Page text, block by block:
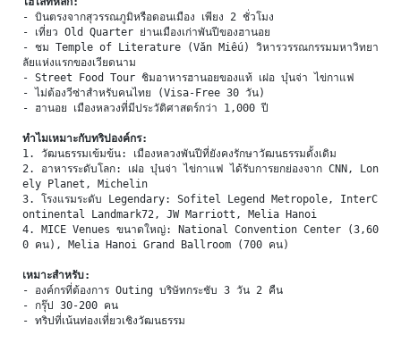
- บินตรงจากสุวรรณภูมิหรือดอนเมือง เพียง 2 ชั่วโมง
- เที่ยว Old Quarter ย่านเมืองเก่าพันปีของฮานอย
- ชม Temple of Literature (Văn Miếu) วิหารวรรณกรรมมหาวิทยา
ลัยแห่งแรกของเวียดนาม
- Street Food Tour ชิมอาหารฮานอยของแท้ เฝอ บุ๋นจ่า ไข่กาแฟ
- ไม่ต้องวีซ่าสำหรับคนไทย (Visa-Free 30 วัน)
- ฮานอย เมืองหลวงที่มีประวัติศาสตร์กว่า 1,000 ปี
ทำไมเหมาะกับทริปองค์กร:
1. วัฒนธรรมเข้มข้น: เมืองหลวงพันปีที่ยังคงรักษาวัฒนธรรมดั้งเดิม
2. อาหารระดับโลก: เฝอ บุ๋นจ่า ไข่กาแฟ ได้รับการยกย่องจาก CNN, Lon
ely Planet, Michelin
3. โรงแรมระดับ Legendary: Sofitel Legend Metropole, InterC
ontinental Landmark72, JW Marriott, Melia Hanoi
4. MICE Venues ขนาดใหญ่: National Convention Center (3,60
0 คน), Melia Hanoi Grand Ballroom (700 คน)
เหมาะสำหรับ:
- องค์กรที่ต้องการ Outing บริษัทกระชับ 3 วัน 2 คืน
- กรุ๊ป 30-200 คน
- ทริปที่เน้นท่องเที่ยวเชิงวัฒนธรรม